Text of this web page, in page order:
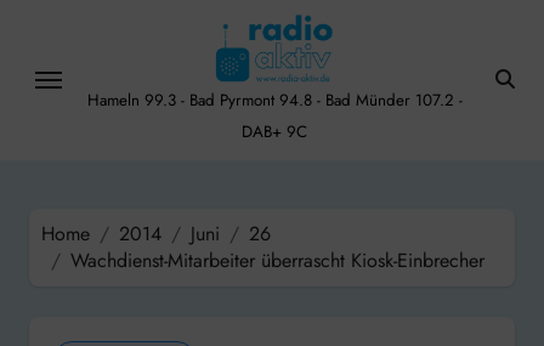
content
Hameln 99.3 - Bad Pyrmont 94.8 - Bad Münder 107.2 -
DAB+ 9C
Home 2014 Juni
26
Wachdienst-Mitarbeiter überrascht Kiosk-Einbrecher